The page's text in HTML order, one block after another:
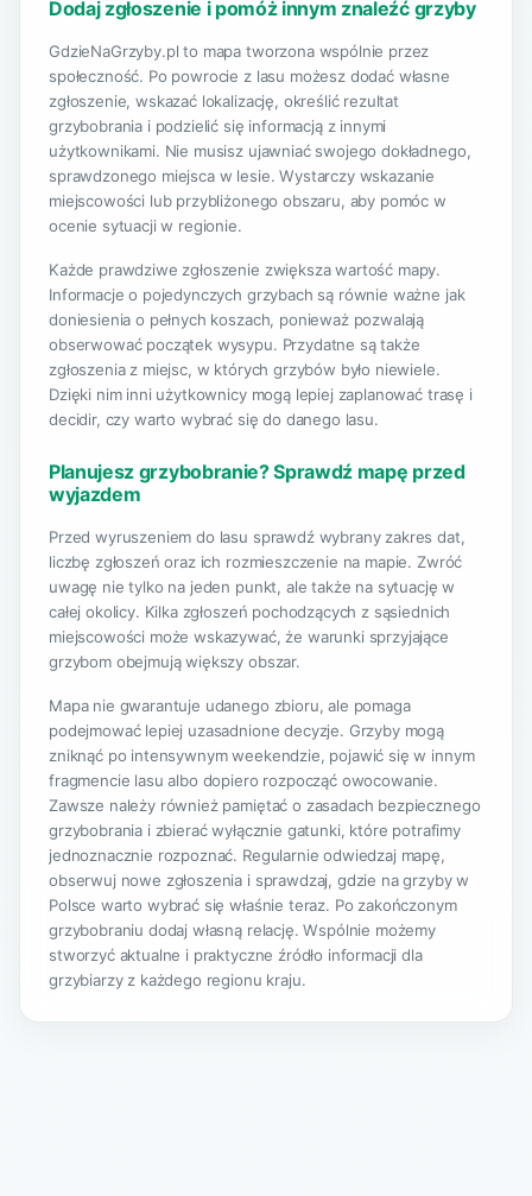
Dodaj zgłoszenie i pomóż innym znaleźć grzyby
GdzieNaGrzyby.pl to mapa tworzona wspólnie przez
społeczność. Po powrocie z lasu możesz dodać własne
zgłoszenie, wskazać lokalizację, określić rezultat
grzybobrania i podzielić się informacją z innymi
użytkownikami. Nie musisz ujawniać swojego dokładnego,
sprawdzonego miejsca w lesie. Wystarczy wskazanie
miejscowości lub przybliżonego obszaru, aby pomóc w
ocenie sytuacji w regionie.
Każde prawdziwe zgłoszenie zwiększa wartość mapy.
Informacje o pojedynczych grzybach są równie ważne jak
doniesienia o pełnych koszach, ponieważ pozwalają
obserwować początek wysypu. Przydatne są także
zgłoszenia z miejsc, w których grzybów było niewiele.
Dzięki nim inni użytkownicy mogą lepiej zaplanować trasę i
decidir, czy warto wybrać się do danego lasu.
Planujesz grzybobranie? Sprawdź mapę przed
wyjazdem
Przed wyruszeniem do lasu sprawdź wybrany zakres dat,
liczbę zgłoszeń oraz ich rozmieszczenie na mapie. Zwróć
uwagę nie tylko na jeden punkt, ale także na sytuację w
całej okolicy. Kilka zgłoszeń pochodzących z sąsiednich
miejscowości może wskazywać, że warunki sprzyjające
grzybom obejmują większy obszar.
Mapa nie gwarantuje udanego zbioru, ale pomaga
podejmować lepiej uzasadnione decyzje. Grzyby mogą
zniknąć po intensywnym weekendzie, pojawić się w innym
fragmencie lasu albo dopiero rozpocząć owocowanie.
Zawsze należy również pamiętać o zasadach bezpiecznego
grzybobrania i zbierać wyłącznie gatunki, które potrafimy
jednoznacznie rozpoznać. Regularnie odwiedzaj mapę,
obserwuj nowe zgłoszenia i sprawdzaj, gdzie na grzyby w
Polsce warto wybrać się właśnie teraz. Po zakończonym
grzybobraniu dodaj własną relację. Wspólnie możemy
stworzyć aktualne i praktyczne źródło informacji dla
grzybiarzy z każdego regionu kraju.